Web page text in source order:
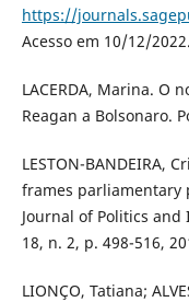
https://
Acesso em 10/12/2022.
LACERDA, Marina. O
Reagan a Bolsonaro.
LESTON-BANDEIRA,
frames parliamentary
Journal of Politics
18, n. 2, p. 498-516,
LIONÇO, Tatiana;